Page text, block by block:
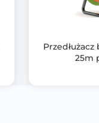
25m